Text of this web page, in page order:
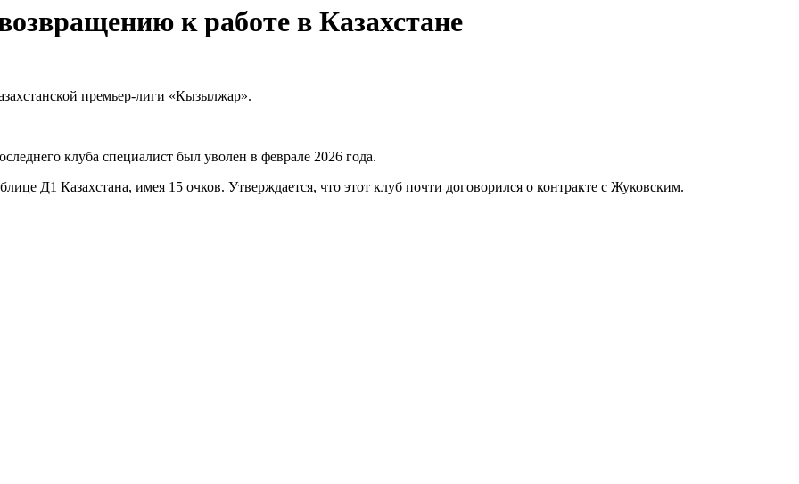
к работе в Казахстане
премьер-лиги «Кызылжар».
клуба специалист был уволен в феврале 2026 года.
Д1 Казахстана, имея 15 очков. Утверждается, что этот клуб почти договорился о контракте с Жуковским.